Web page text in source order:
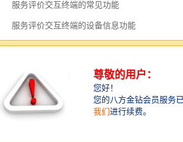
服务评价交互终端的常见功能
服务评价交互终端的设备信息功能
本模块提供服务评价交互终端相关参数信息的
机器时，也可通过本模块快速设置服务器IP，
服务评价交互终端的展示宣传功能
服务评价交互终端包括图片展示、视频展示两
务评价交互终端将会循环展示每张宣传图片